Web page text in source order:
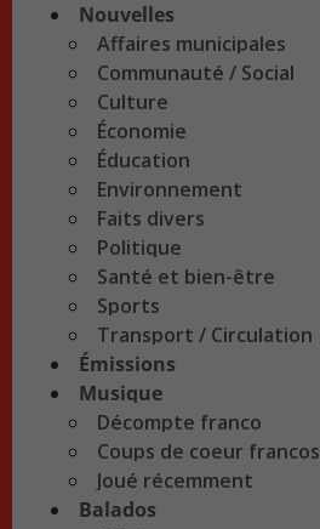
Nouvelles
Affaires municipales
Communauté / Social
Culture
Économie
Éducation
Environnement
Faits divers
Politique
Santé et bien-être
Sports
Transport / Circulation
Émissions
Musique
Décompte franco
Coups de coeur francos
Joué récemment
Balados